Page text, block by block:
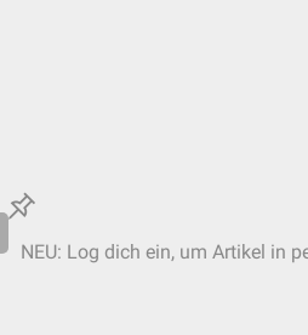
NEU: Log dich ein, um Artikel in